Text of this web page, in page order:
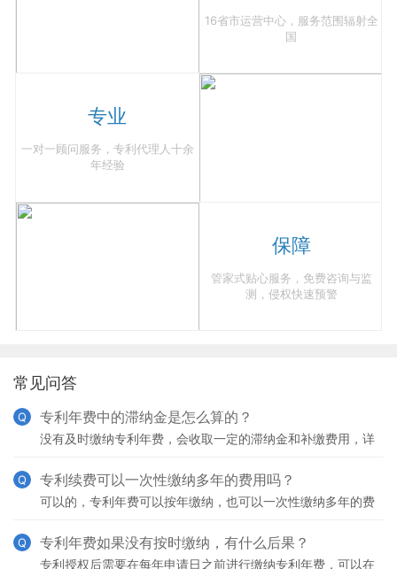
16省市运营中心，服务范围辐射全
国
专业
一对一顾问服务，专利代理人十余
年经验
保障
管家式贴心服务，免费咨询与监
测，侵权快速预警
常见问答
专利年费中的滞纳金是怎么算的？
没有及时缴纳专利年费，会收取一定的滞纳金和补缴费用，详
年费；2、过期2个月-6个月：除专利年费外，过期2
Q
专利续费可以一次性缴纳多年的费用吗？
可以的，专利年费可以按年缴纳，也可以一次性缴纳多年的费
Q
专利年费如果没有按时缴纳，有什么后果？
专利授权后需要在每年申请日之前进行缴纳专利年费，可以在
Q